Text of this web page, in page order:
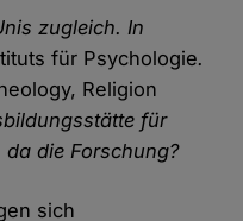
zugleich. In
für Psychologie.
Religion
für
die Forschung?
sich